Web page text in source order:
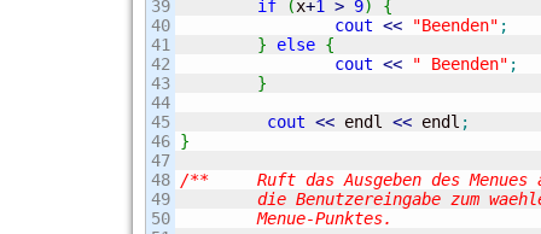
39
40
41
42
43
44
45
46
47
48
49
50
if
(x+1 > 9)
{
cout << "Beenden" ;
}
else {
cout << " Beenden" ;
}
cout << endl << endl ;
}
/**	Ruft das Ausgeben des Menues auf und erfasst
	Menue-Punktes.